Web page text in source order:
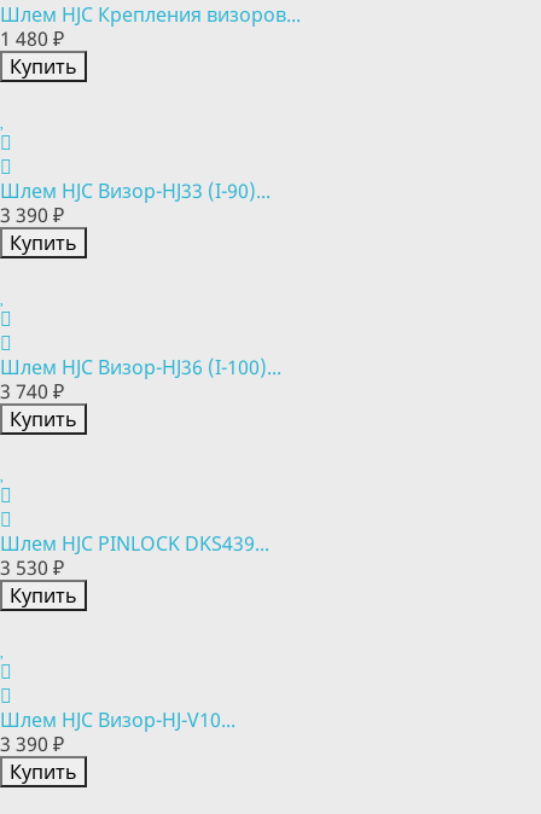
Шлем HJC Крепления визоров...
1 480 ₽
Купить
Шлем HJC Визор-HJ33 (I-90)...
3 390 ₽
Купить
Шлем HJC Визор-HJ36 (I-100)...
3 740 ₽
Купить
Шлем HJC PINLOCK DKS439...
3 530 ₽
Купить
Шлем HJC Визор-HJ-V10...
3 390 ₽
Купить